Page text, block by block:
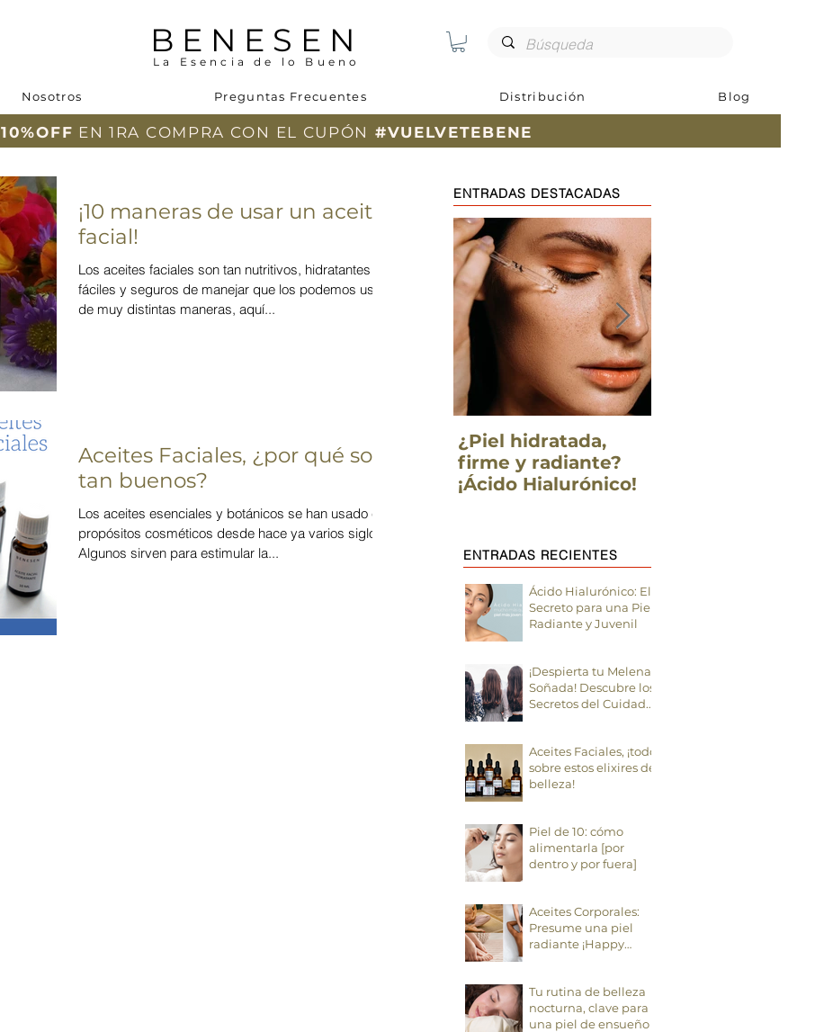
B E N E S E N
La Esencia de lo Bueno
10%OFF EN 1RA COMPRA CON EL CUPÓN #VUELVETEBENE
Nosotros Preguntas Frecuentes Distribución Blog
¡10 maneras de usar un aceite
facial!
Los aceites faciales son tan nutritivos, hidratantes y
fáciles y seguros de manejar que los podemos usar
de muy distintas maneras, aquí...
Aceites Faciales, ¿por qué son
tan buenos?
Los aceites esenciales y botánicos se han usado con
propósitos cosméticos desde hace ya varios siglos.
Algunos sirven para estimular la...
ENTRADAS DESTACADAS
¿Piel hidratada,
firme y radiante?
¡Ácido Hialurónico!
ENTRADAS RECIENTES
Ácido Hialurónico: El
Secreto para una Piel
Radiante y Juvenil
¡Despierta tu Melena
Soñada! Descubre los
Secretos del Cuidado
Aceites Faciales, ¡todo
sobre estos elixires de
belleza!
Piel de 10: cómo
alimentarla [por
dentro y por fuera]
Aceites Corporales:
Presume una piel
radiante ¡Happy
Tu rutina de belleza
nocturna, clave para
una piel de ensueño